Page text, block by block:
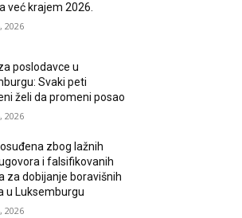
već krajem 2026.
2026
poslodavce u
Svaki peti
želi da promeni posao
2026
zbog lažnih
i falsifikovanih
za dobijanje boravišnih
u Luksemburgu
2026